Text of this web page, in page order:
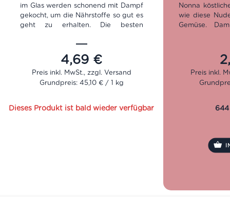
im Glas werden schonend mit Dampf
gekocht, um die Nährstoffe so gut es
geht zu erhalten. Die besten
portioniert und verpackt. So ist es bei
Callipo seit fünf Generationen
Nettogewicht: 160g
4,69 €
Grundpreis: 45,10 € / 1 kg
Dieses Produkt ist bald wieder verfügbar
Nonna
wie diese
Gemüse.
Emilia-
Grund dafür,
im
gegrillte
vegetarischen